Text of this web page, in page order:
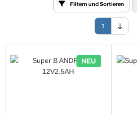
Filtern und Sortieren
1
NEU